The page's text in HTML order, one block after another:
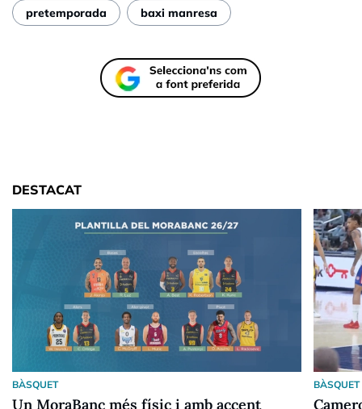
pretemporada
baxi manresa
DESTACAT
BÀSQUET
Un MoraBanc més físic i amb accent
BÀSQUET